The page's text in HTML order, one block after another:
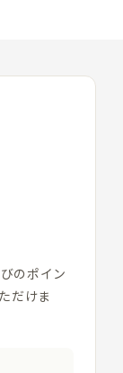
のポイン
だけま